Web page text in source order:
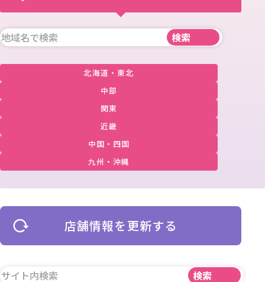
北海道・東北
中部
関東
近畿
中国・四国
九州・沖縄
店舗情報を更新する